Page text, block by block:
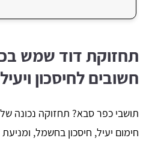
תחזוקת דוד שמש
חשובים לחיסכון
תושבי כפר סבא? תחזוקה נכונה
חימום יעיל, חיסכון בחשמל,